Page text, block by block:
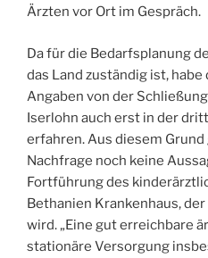
Ärzten vor Ort im Gespräch.
Da für die Bedarfsplanung
das Land zuständig ist,
Angaben von der
Iserlohn auch erst in der
erfahren. Aus diesem
Nachfrage noch keine
Fortführung des
Bethanien Krankenhaus,
wird. „Eine gut erreichbare
stationäre Versorgung